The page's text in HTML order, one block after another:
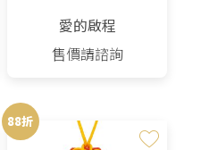
。
愛的啟程
售價請諮詢
88折